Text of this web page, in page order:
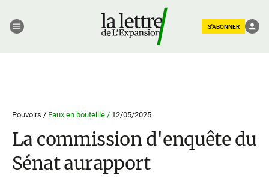
S'ABONNER
Pouvoirs / Eaux en bouteille / 12/05/2025
La commission d'enquête du
Sénat aurapport